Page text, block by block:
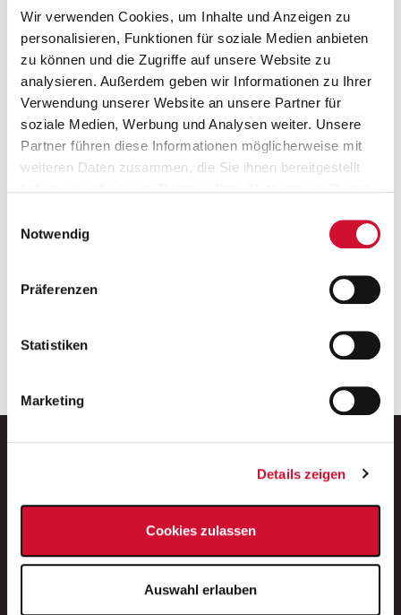
Wir verwenden Cookies, um Inhalte und Anzeigen zu
personalisieren, Funktionen für soziale Medien anbieten
zu können und die Zugriffe auf unsere Website zu
analysieren. Außerdem geben wir Informationen zu Ihrer
Verwendung unserer Website an unsere Partner für
soziale Medien, Werbung und Analysen weiter. Unsere
Partner führen diese Informationen möglicherweise mit
weiteren Daten zusammen, die Sie ihnen bereitgestellt
Wenn Sie auf „Cookies zulassen“ klicken, so stimmen
Sie der Speicherung sämtlicher Cookies zu. Sie können
Ihre Einwilligung selbstverständlich jederzeit widerrufen,
indem Sie die Cookie-Einstellungen aufrufen und diese
unsererDatenschutzerklärung
Notwendig
Präferenzen
Statistiken
Marketing
Details zeigen
Cookies zulassen
Auswahl erlauben
Reinigungskraft
Kinderhaus "Im Wiesengrund"
97204 Höchberg
ab sofort
5 km
5 km
Neue Stellen per E-Mail.
Ein kostenloser Service von AWO
Jobs.